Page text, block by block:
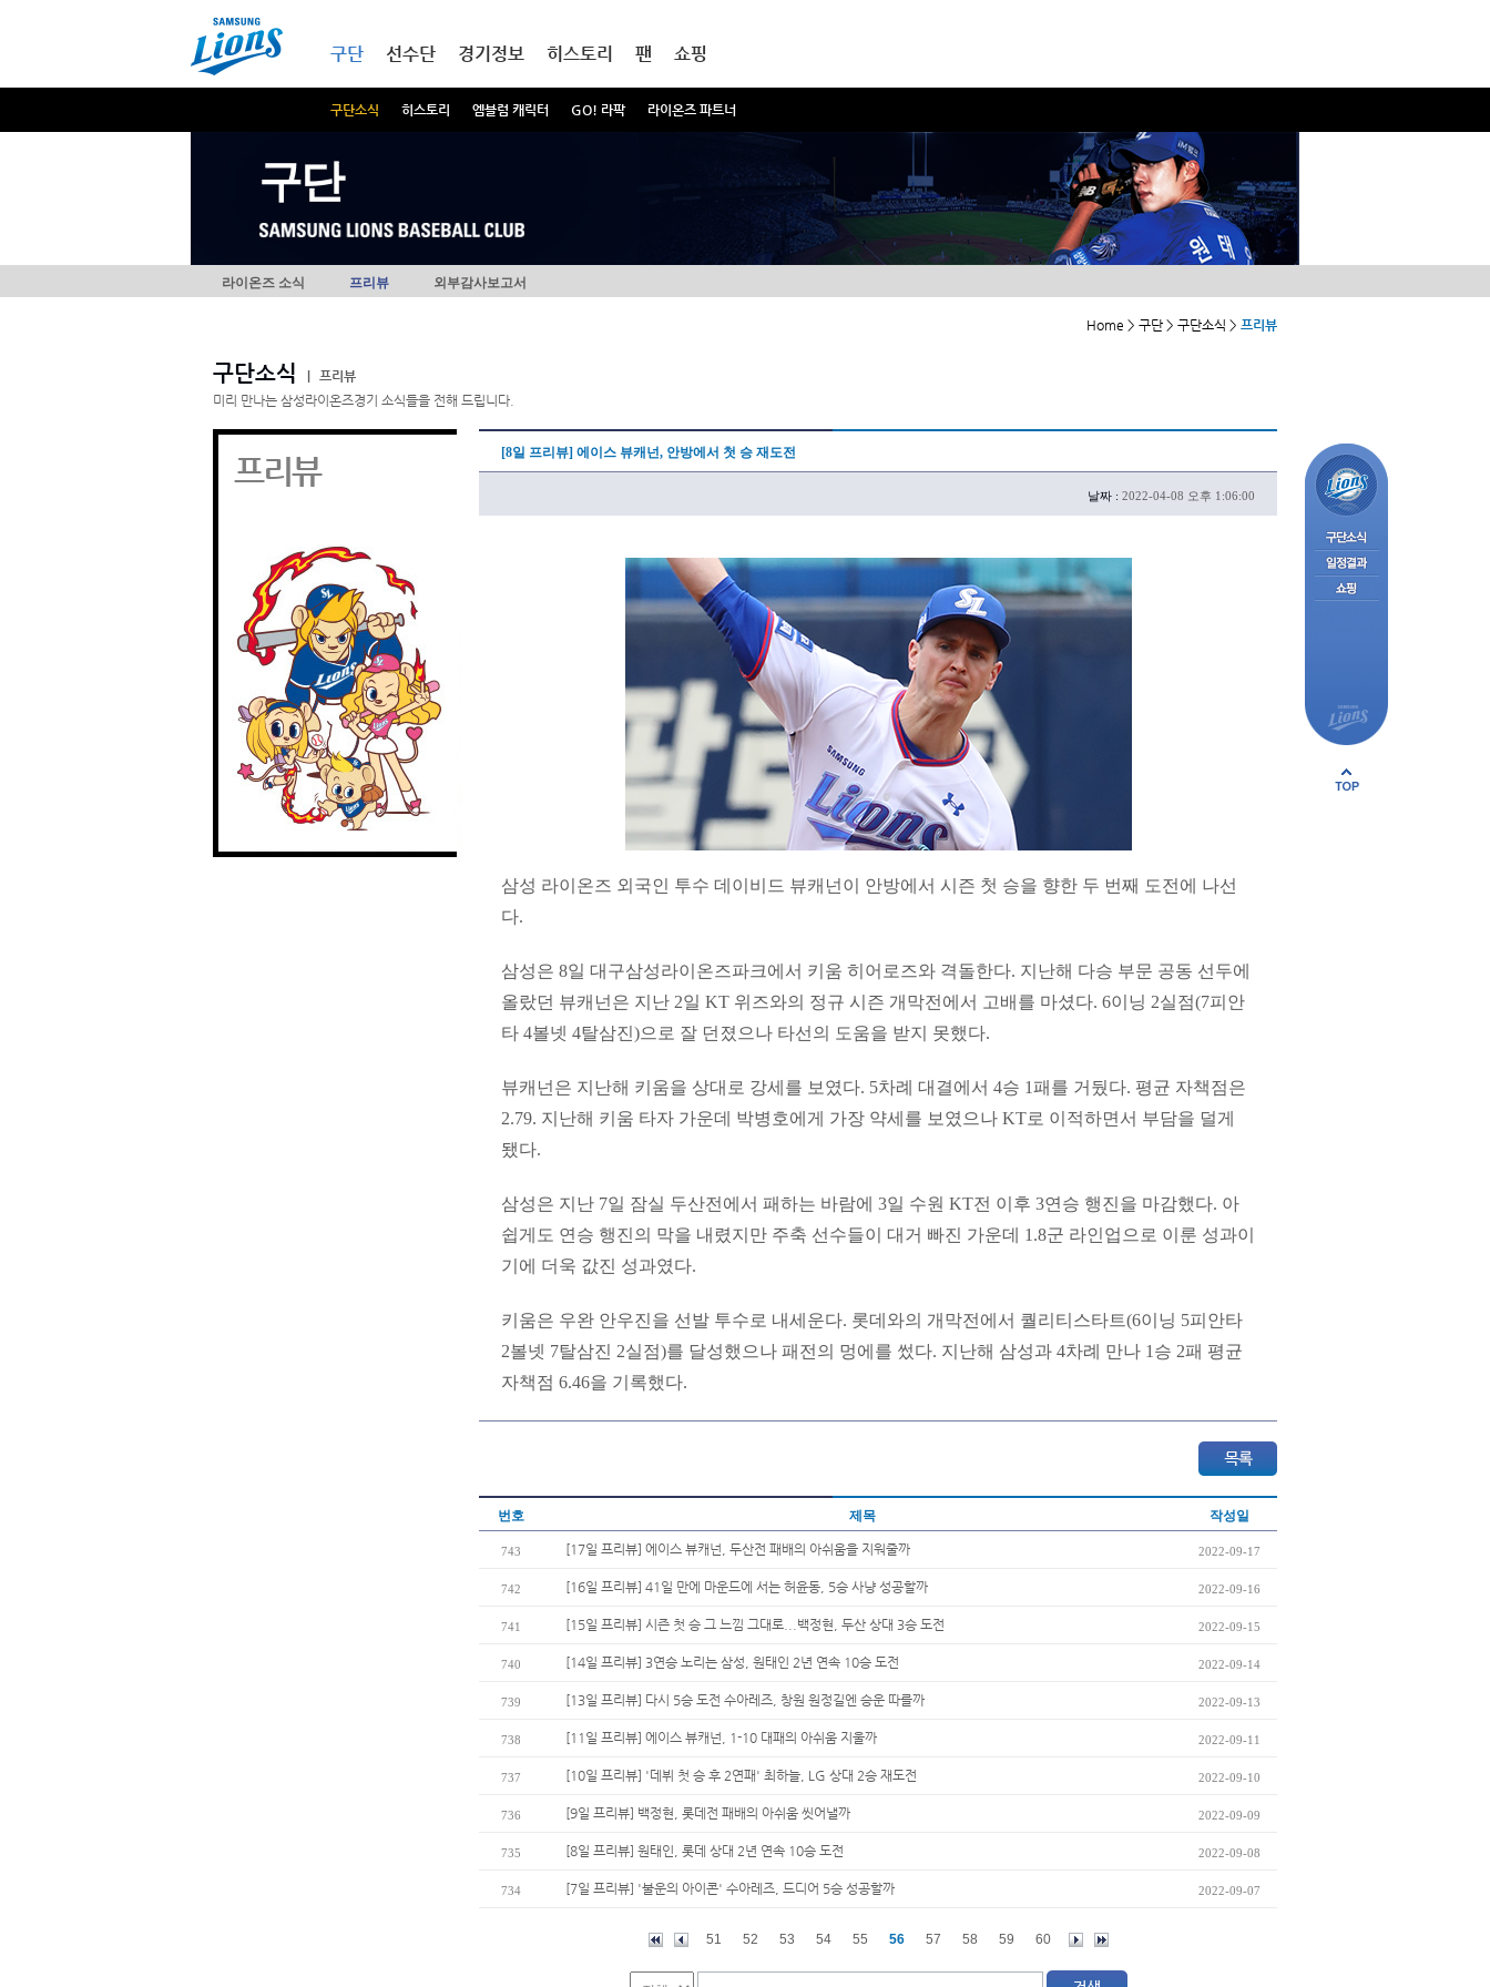
구단
구단소식 히스토리 엠블럼 캐릭터 GO! 라팍 라이온즈 파트너
선수단 경기정보 히스토리 팬 쇼핑
구단
라이온즈 소식 프리뷰 외부감사보고서
Home > 구단 > 구단소식 > 프리뷰
구단소식
프리뷰
미리 만나는 삼성라이온즈경기 소식들을 전해 드립니다.
프리뷰 [8일 프리뷰] 에이스 뷰캐넌, 안방에서 첫 승 재도전
날짜 : 2022-04-08 오후 1:06:00
삼성 라이온즈 외국인 투수 데이비드 뷰캐넌이 안방에서 시즌 첫 승을 향한 두 번째 도전에 나선
다.
삼성은 8일 대구삼성라이온즈파크에서 키움 히어로즈와 격돌한다. 지난해 다승 부문 공동 선두에
올랐던 뷰캐넌은 지난 2일 KT 위즈와의 정규 시즌 개막전에서 고배를 마셨다. 6이닝 2실점(7피안
타 4볼넷 4탈삼진)으로 잘 던졌으나 타선의 도움을 받지 못했다.
뷰캐넌은 지난해 키움을 상대로 강세를 보였다. 5차례 대결에서 4승 1패를 거뒀다. 평균 자책점은
2.79. 지난해 키움 타자 가운데 박병호에게 가장 약세를 보였으나 KT로 이적하면서 부담을 덜게
됐다.
삼성은 지난 7일 잠실 두산전에서 패하는 바람에 3일 수원 KT전 이후 3연승 행진을 마감했다. 아
쉽게도 연승 행진의 막을 내렸지만 주축 선수들이 대거 빠진 가운데 1.8군 라인업으로 이룬 성과이
기에 더욱 값진 성과였다.
키움은 우완 안우진을 선발 투수로 내세운다. 롯데와의 개막전에서 퀄리티스타트(6이닝 5피안타
2볼넷 7탈삼진 2실점)를 달성했으나 패전의 멍에를 썼다. 지난해 삼성과 4차례 만나 1승 2패 평균
자책점 6.46을 기록했다.
번호 제목 작성일
743 [17일 프리뷰] 에이스 뷰캐넌, 두산전 패배의 아쉬움을 지워줄까 2022-09-17
742 [16일 프리뷰] 41일 만에 마운드에 서는 허윤동, 5승 사냥 성공할까 2022-09-16
741 [15일 프리뷰] 시즌 첫 승 그 느낌 그대로...백정현, 두산 상대 3승 도전 2022-09-15
740 [14일 프리뷰] 3연승 노리는 삼성, 원태인 2년 연속 10승 도전 2022-09-14
739 [13일 프리뷰] 다시 5승 도전 수아레즈, 창원 원정길엔 승운 따를까 2022-09-13
738 [11일 프리뷰] 에이스 뷰캐넌, 1-10 대패의 아쉬움 지울까 2022-09-11
737 [10일 프리뷰] '데뷔 첫 승 후 2연패' 최하늘, LG 상대 2승 재도전 2022-09-10
736 [9일 프리뷰] 백정현, 롯데전 패배의 아쉬움 씻어낼까 2022-09-09
735 [8일 프리뷰] 원태인, 롯데 상대 2년 연속 10승 도전 2022-09-08
734 [7일 프리뷰] '불운의 아이콘' 수아레즈, 드디어 5승 성공할까 2022-09-07
51 52 53 54 55 56 57 58 59 60